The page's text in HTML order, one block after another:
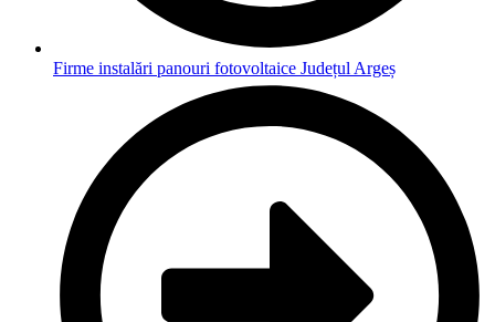
Firme instalări panouri fotovoltaice Județul Argeș